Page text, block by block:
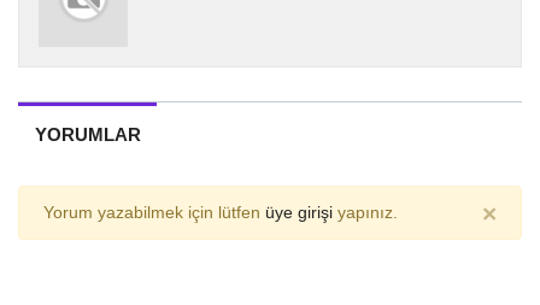
YORUMLAR
Yorum yazabilmek için lütfen üye girişi yapınız. ×